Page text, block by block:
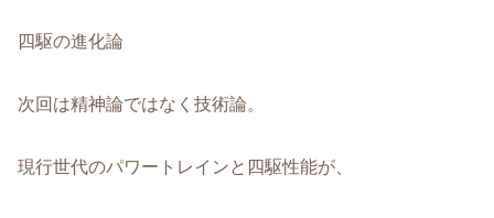
四駆の進化論
次回は精神論ではなく技術論。
現行世代のパワートレインと四駆性能が、